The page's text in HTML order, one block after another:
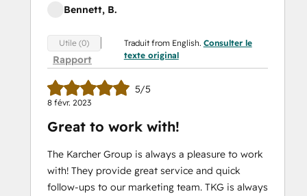
Bennett, B.
Utile (0)
Rapport
Traduit from English. Consulter le
texte original
5/5
8 févr. 2023
Great to work with!
The Karcher Group is always a pleasure to work
with! They provide great service and quick
follow-ups to our marketing team. TKG is always